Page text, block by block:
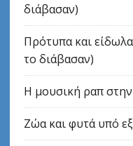
διάβασαν)
Πρότυπα και
το διάβασαν)
Η μουσική ραπ
Ζώα και φυτά υπό